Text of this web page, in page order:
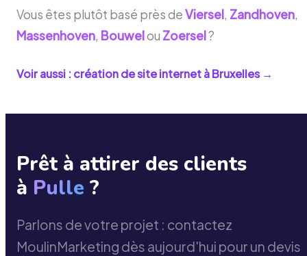
Vous êtes plutôt basé près deViersel, Zandhoven,
Massenhoven, Bouwelou Zoersel?
Voir aussi : création de site internet àBruxelles→
Prêt à attirer des clients
à Pulle ?
Parlons de votre projet : contactez
MoulinMarketing dès aujourd'hui pour un devis